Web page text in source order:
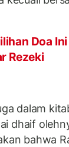
Doa
Rezeki
dalam
dhaif
bahwa